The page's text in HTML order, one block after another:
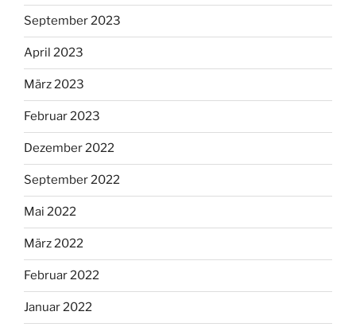
September 2023
April 2023
März 2023
Februar 2023
Dezember 2022
September 2022
Mai 2022
März 2022
Februar 2022
Januar 2022